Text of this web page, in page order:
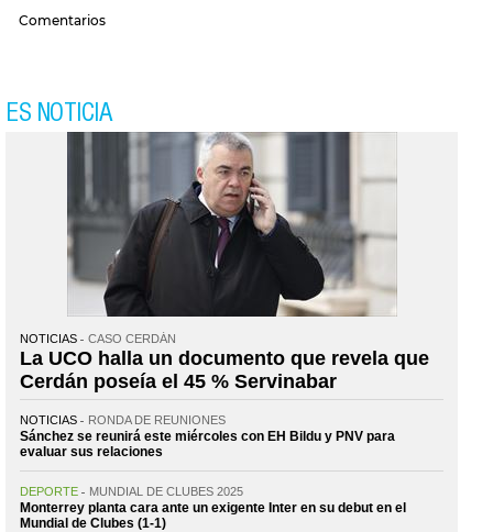
Comentarios
ES NOTICIA
NOTICIAS CASO CERDÁN
La UCO halla un documento que revela que
Cerdán poseía el 45 % Servinabar
NOTICIAS RONDA DE REUNIONES
Sánchez se reunirá este miércoles con EH Bildu y PNV para
evaluar sus relaciones
DEPORTE MUNDIAL DE CLUBES 2025
Monterrey planta cara ante un exigente Inter en su debut en el
Mundial de Clubes (1-1)